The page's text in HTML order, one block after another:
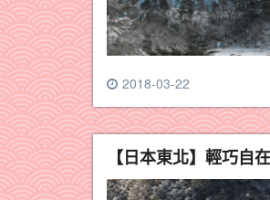
2018-03-22
【日本東北】輕巧自